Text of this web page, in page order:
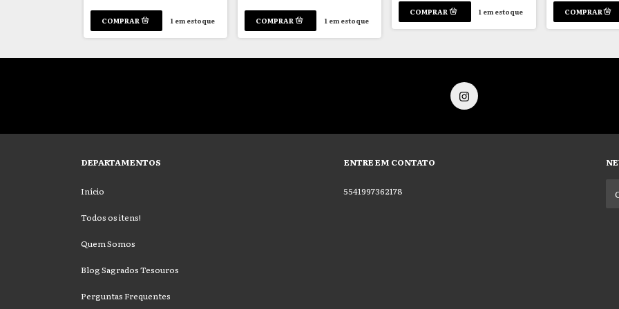
1em estoque 1em estoque
1 em estoque
DEPARTAMENTOS
Início
Todos os itens!
Quem Somos
Blog Sagrados Tesouros
Perguntas Frequentes
ENTRE EM CONTATO
5541997362178